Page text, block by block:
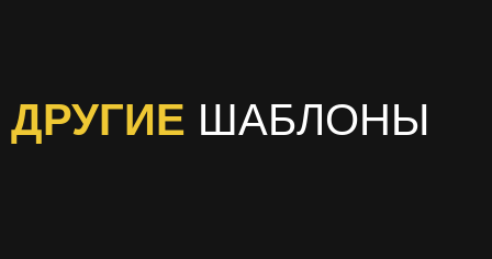
ДРУГИЕ ШАБЛОНЫ